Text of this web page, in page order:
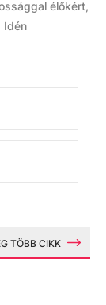
élőkért,
Idén
TÖBB CIKK